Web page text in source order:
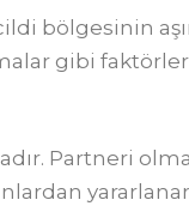
bölgesinin
gibi
Partneri